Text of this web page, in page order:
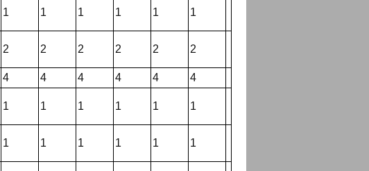
1 1 1 1 1 1
2 2 2 2 2 2
4 4 4 4 4 4
1 1 1 1 1 1
1 1 1 1 1 1